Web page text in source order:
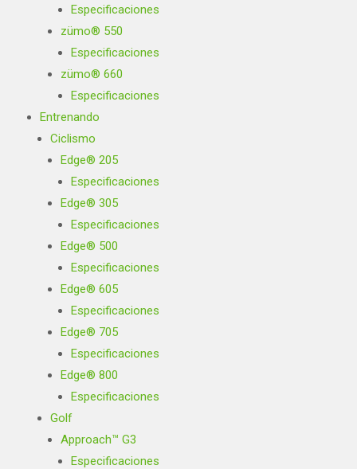
Especificaciones
zümo® 550
Especificaciones
zümo® 660
Especificaciones
Entrenando
Ciclismo
Edge® 205
Especificaciones
Edge® 305
Especificaciones
Edge® 500
Especificaciones
Edge® 605
Especificaciones
Edge® 705
Especificaciones
Edge® 800
Especificaciones
Golf
Approach™ G3
Especificaciones